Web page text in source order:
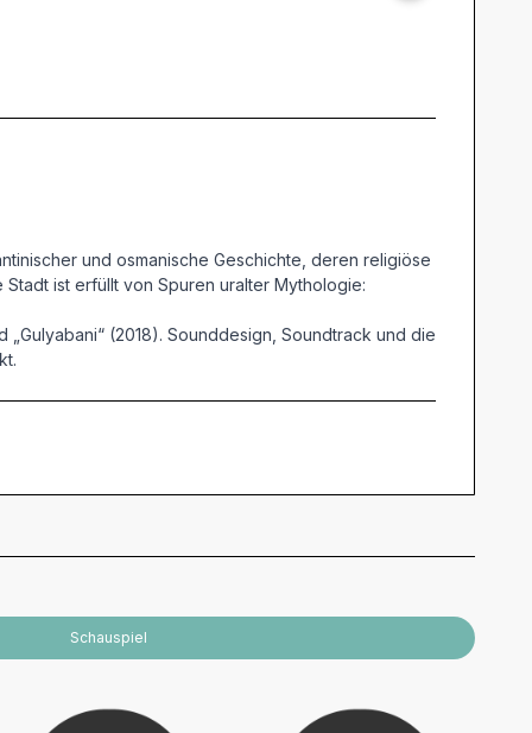
und osmanische Geschichte, deren religiöse
ist erfüllt von Spuren uralter Mythologie:
(2018). Sounddesign, Soundtrack und die
Schauspiel